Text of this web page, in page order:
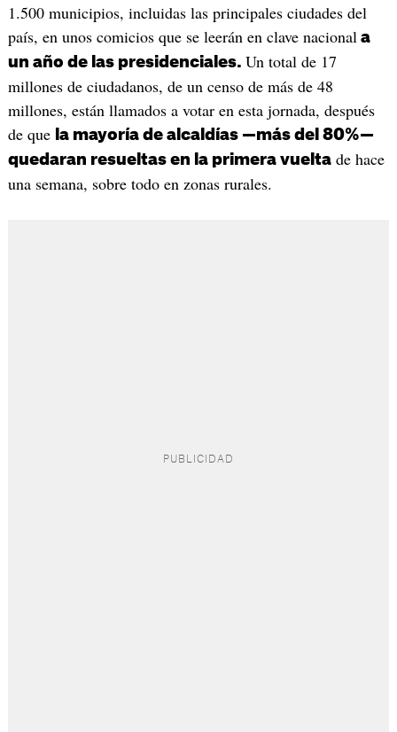
1.500 municipios, incluidas las principales ciudades del
país, en unos comicios que se leerán en clave nacional a
un año de las presidenciales. Un total de 17
millones de ciudadanos, de un censo de más de 48
millones, están llamados a votar en esta jornada, después
de que la mayoría de alcaldías —más del 80%—
quedaran resueltas en la primera vueltade hace
una semana, sobre todo en zonas rurales.